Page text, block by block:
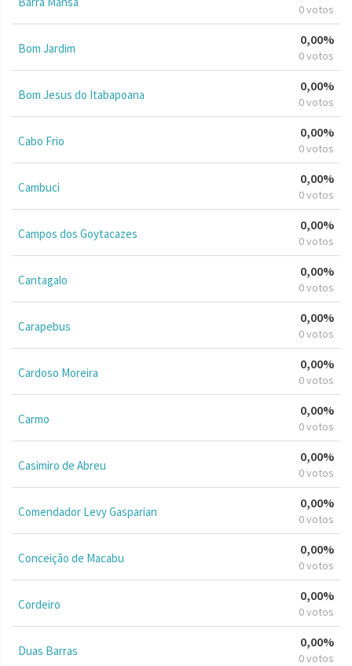
0 votos
Bom Jardim
0,00%
0 votos
Bom Jesus do Itabapoana
0,00%
0 votos
Cabo Frio
0,00%
0 votos
Cambuci
0,00%
0 votos
Campos dos Goytacazes
0,00%
0 votos
Cantagalo
0,00%
0 votos
Carapebus
0,00%
0 votos
Cardoso Moreira
0,00%
0 votos
Carmo
0,00%
0 votos
Casimiro de Abreu
0,00%
0 votos
Comendador Levy Gasparian
0,00%
0 votos
Conceição de Macabu
0,00%
0 votos
Cordeiro
0,00%
0 votos
Duas Barras
0,00%
0 votos